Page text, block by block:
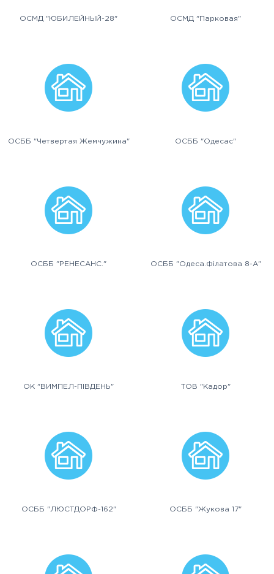
ОСМД "ЮБИЛЕЙНЫЙ-28" ОСМД "Парковая"
ОСББ "Четвертая Жемчужина" ОСББ "Одесас"
ОСББ "РЕНЕСАНС." ОСББ "Одеса.Філатова 8-А"
ОК "ВИМПЕЛ-ПІВДЕНЬ" ТОВ "Кадор"
ОСББ "ЛЮСТДОРФ-162" ОСББ "Жукова 17"